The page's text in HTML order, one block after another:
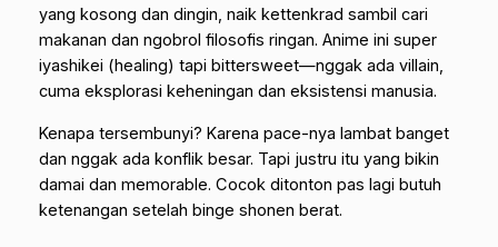
yang kosong dan dingin, naik kettenkrad sambil cari
makanan dan ngobrol filosofis ringan. Anime ini super
iyashikei (healing) tapi bittersweet—nggak ada villain,
cuma eksplorasi keheningan dan eksistensi manusia.
Kenapa tersembunyi? Karena pace-nya lambat banget
dan nggak ada konflik besar. Tapi justru itu yang bikin
damai dan memorable. Cocok ditonton pas lagi butuh
ketenangan setelah binge shonen berat.